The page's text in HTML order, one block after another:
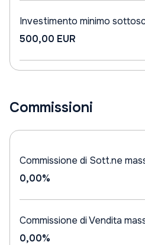
Investimento minimo
500,00 EUR
Commissioni
Commissione di Sott.ne
0,00%
Commissione di Vendita
0,00%